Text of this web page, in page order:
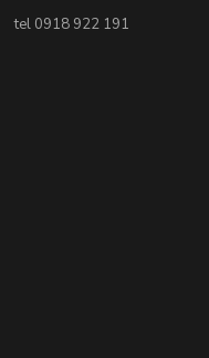
tel 0918 922 191